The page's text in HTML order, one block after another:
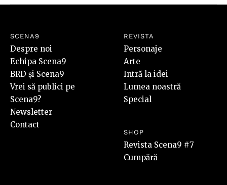
SCENA9
Despre noi
Echipa Scena9
BRD și Scena9
Vrei să publici pe
Scena9?
Newsletter
Contact
REVISTA
Personaje
Arte
Intră la idei
Lumea noastră
Special
SHOP
Revista Scena9 #7
Cumpără